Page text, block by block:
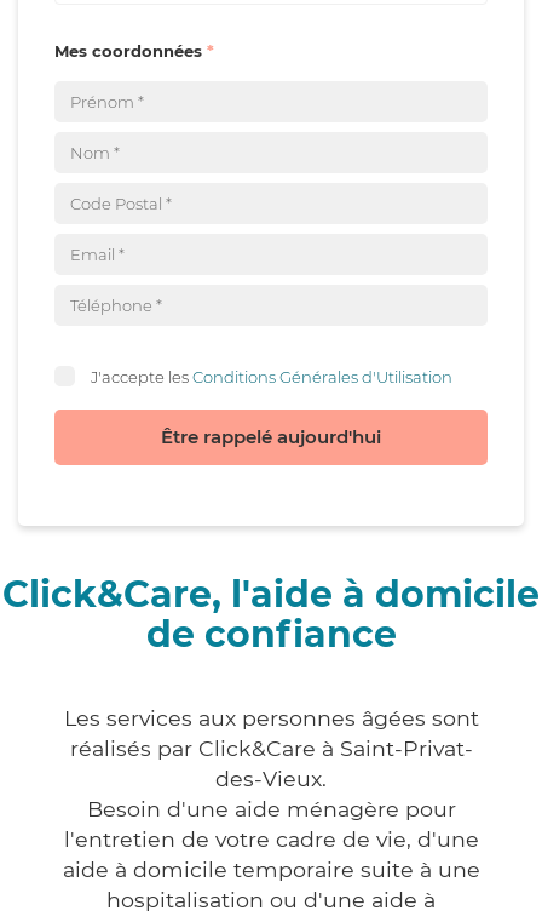
Mes coordonnées
J'accepte lesConditions Générales d'Utilisation
Être rappelé aujourd'hui
Click&Care, l'aide à domicile
de confiance
Les services aux personnes âgées sont
réalisés par Click&Care à Saint-Privat-
des-Vieux.
Besoin d'une aide ménagère pour
l'entretien de votre cadre de vie, d'une
aide à domicile temporaire suite à une
hospitalisation ou d'une aide à